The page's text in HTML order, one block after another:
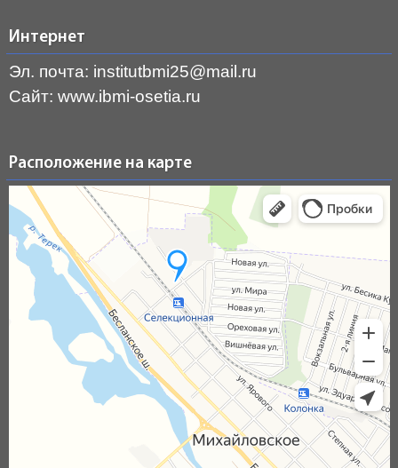
Интернет
Эл. почта: institutbmi25@mail.ru
Сайт: www.ibmi-osetia.ru
Расположение на карте